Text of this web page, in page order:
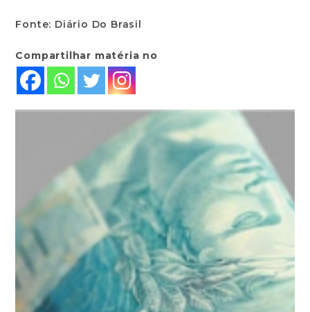
Fonte: Diário Do Brasil
Compartilhar matéria no